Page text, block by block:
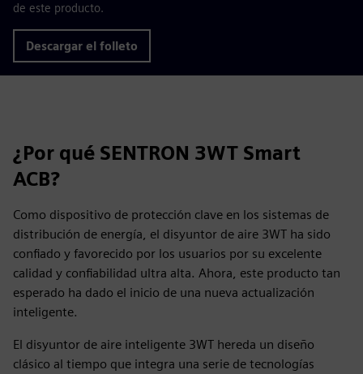
de este producto.
Descargar el folleto
¿Por qué SENTRON 3WT Smart
ACB?
Como dispositivo de protección clave en los sistemas de
distribución de energía, el disyuntor de aire 3WT ha sido
confiado y favorecido por los usuarios por su excelente
calidad y confiabilidad ultra alta. Ahora, este producto tan
esperado ha dado el inicio de una nueva actualización
inteligente.
El disyuntor de aire inteligente 3WT hereda un diseño
clásico al tiempo que integra una serie de tecnologías